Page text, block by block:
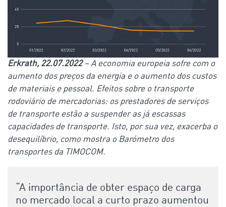
Erkrath, 22.07.2022 – A economia europeia sofre com o
aumento dos preços da energia e o aumento dos custos
de materiais e pessoal. Efeitos sobre o transporte
rodoviário de mercadorias: os prestadores de serviços
de transporte estão a suspender as já escassas
capacidades de transporte. Isto, por sua vez, exacerba o
desequilíbrio, como mostra o Barómetro dos
transportes da TIMOCOM.
“A importância de obter espaço de carga
no mercado local a curto prazo aumentou